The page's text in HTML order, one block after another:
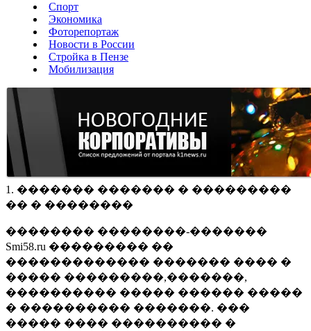
Спорт
Экономика
Фоторепортаж
Новости в России
Стройка в Пензе
Мобилизация
1. ������� ������� � ���������
�� � ��������
�������� ��������-�������
Smi58.ru ��������� ��
������������� ������� ���� �
����� ���������,�������,
���������� ����� ������ �����
� ���������� �������. ���
����� ���� ���������� �